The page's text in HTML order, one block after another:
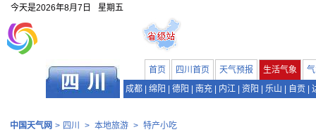
今天是2026年8月7日 星期五
首页 四川首页 天气预报 生活气象
成都
绵阳 德阳 南充 内江 资阳 乐山 自贡
中国天气网 > 四川 > 本地旅游 > 特产小吃